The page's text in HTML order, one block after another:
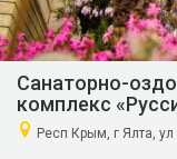
Санаторно-
комплекс
Респ Крым, г Ялта,